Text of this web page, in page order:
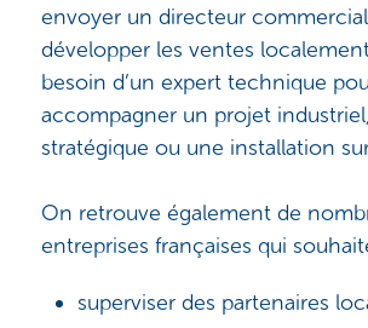
envoyer un directeur
développer les ventes
besoin d’un expert technique
accompagner un projet
stratégique ou une installation
On retrouve également de
entreprises françaises qui
superviser des partenaires